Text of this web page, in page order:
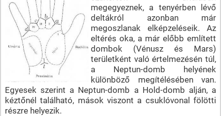
megegyeznek, a tenyérben lévő
deltákról azonban már
megoszlanak elképzeléseik. Az
eltérés oka, a már előbb említett
dombok (Vénusz és Mars)
területként való értelmezésén túl,
a Neptun-domb helyének
különböző megítélésében van.
Egyesek szerint a Neptun-domb a Hold-domb alján, a
kéztőnél található, mások viszont a csuklóvonal fölötti
részre helyezik.